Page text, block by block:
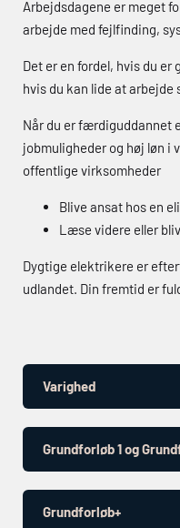
Arbejdsdagene er meget
arbejde med fejlfinding,
Det er en fordel, hvis du er
hvis du kan lide at arbejde
Når du er færdiguddannet
jobmuligheder og høj løn i
offentlige virksomheder
Blive ansat hos en
Læse videre eller
Dygtige elektrikere er
udlandet. Din fremtid er
Varighed
Grundforløb 1 og
Grundforløb+